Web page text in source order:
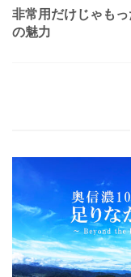
非常用だけじゃもっ
の魅力